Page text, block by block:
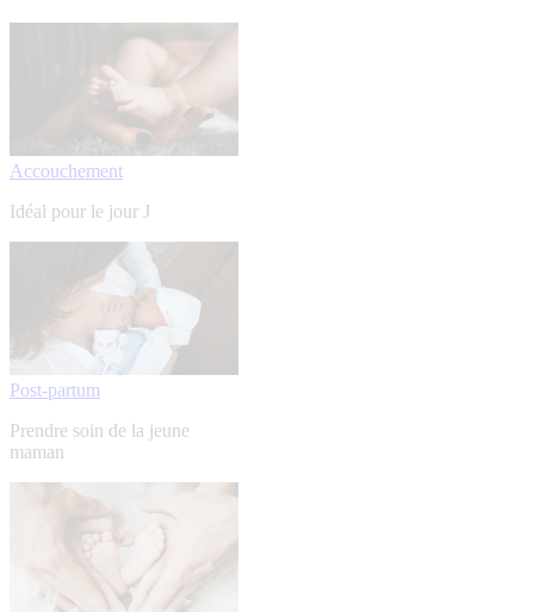
Accouchement
Idéal pour le jour J
Post-partum
Prendre soin de la jeune
maman